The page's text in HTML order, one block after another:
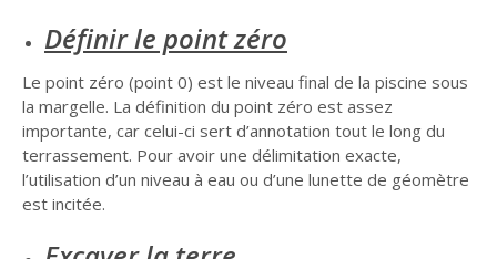
Définir le point zéro
Le point zéro (point 0) est le niveau final de la piscine sous
la margelle. La définition du point zéro est assez
importante, car celui-ci sert d’annotation tout le long du
terrassement. Pour avoir une délimitation exacte,
l’utilisation d’un niveau à eau ou d’une lunette de géomètre
est incitée.